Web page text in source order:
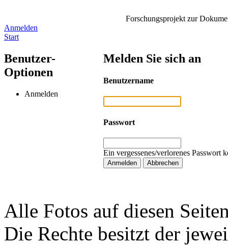
Forschungsprojekt zur
Anmelden
Start
Benutzer-
Optionen
Anmelden
Melden Sie sich an
Benutzername
Passwort
Ein vergessenes/verlorenes Passwort
Alle Fotos auf diesen
Die Rechte besitzt der